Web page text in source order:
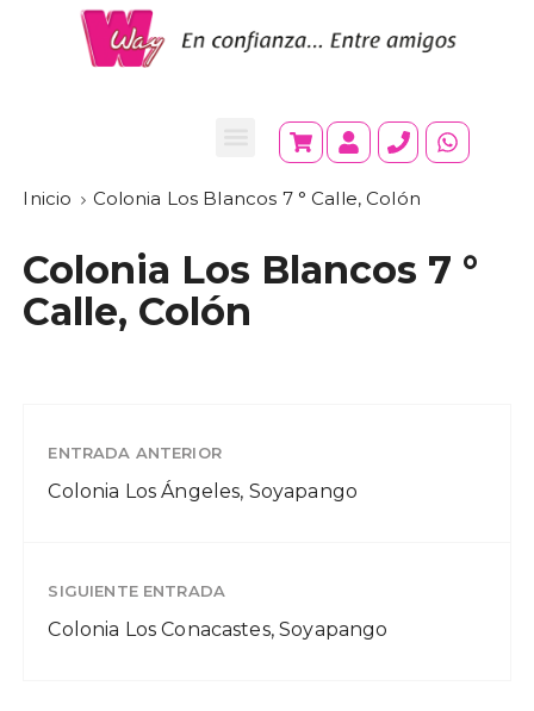
Inicio Colonia Los Blancos 7 ° Calle, Colón
Colonia Los Blancos 7 °
Calle, Colón
ENTRADA ANTERIOR
Colonia Los Ángeles, Soyapango
SIGUIENTE ENTRADA
Colonia Los Conacastes, Soyapango